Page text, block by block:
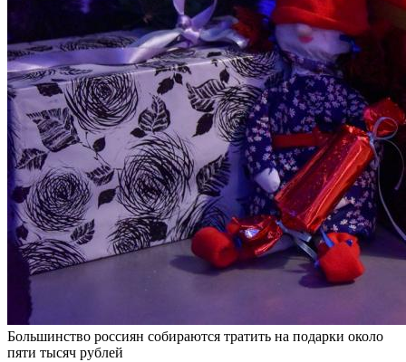
Большинство россиян собираются тратить на подарки около
пяти тысяч рублей